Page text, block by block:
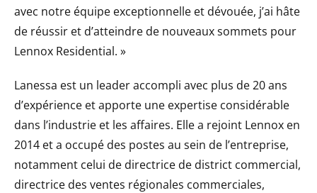
avec notre équipe exceptionnelle et dévouée, j’ai hâte
de réussir et d’atteindre de nouveaux sommets pour
Lennox Residential. »
Lanessa est un leader accompli avec plus de 20 ans
d’expérience et apporte une expertise considérable
dans l’industrie et les affaires. Elle a rejoint Lennox en
2014 et a occupé des postes au sein de l’entreprise,
notamment celui de directrice de district commercial,
directrice des ventes régionales commerciales,